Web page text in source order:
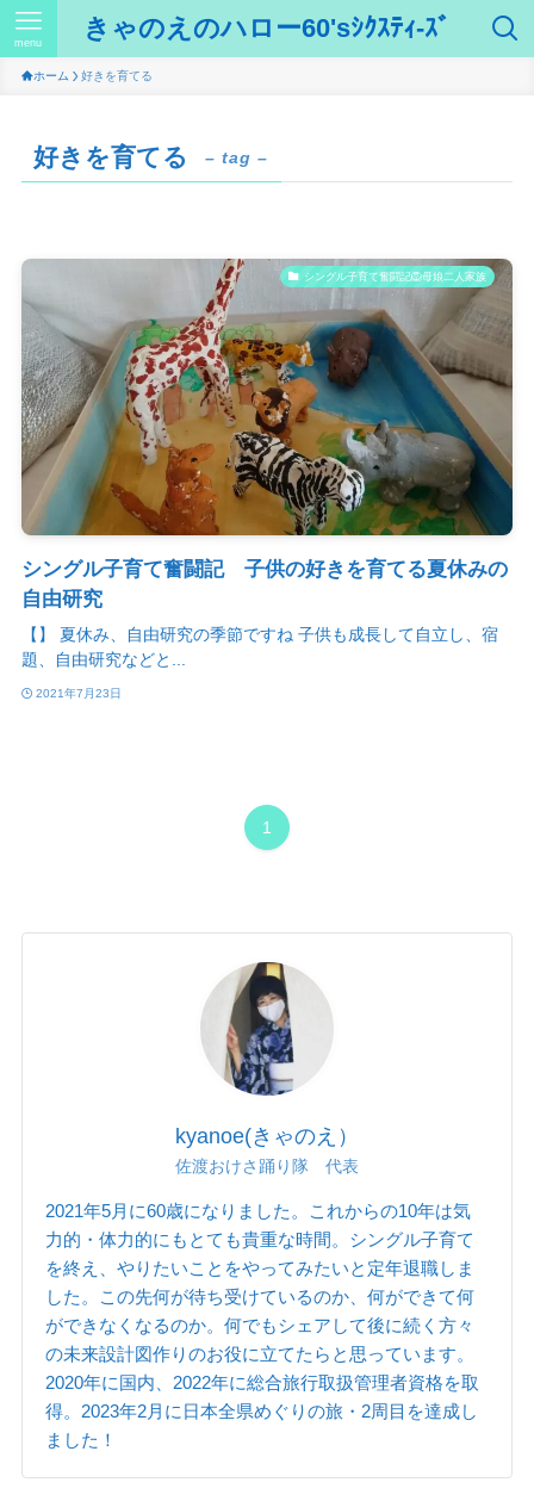
きゃのえのハロー60'sｼｸｽﾃｨ-ｽﾞ
menu
ホーム 好きを育てる
好きを育てる – tag –
シングル子育て奮闘記🦁母娘二人家族
シングル子育て奮闘記 子供の好きを育てる夏休みの
自由研究
【】 夏休み、自由研究の季節ですね 子供も成長して自立し、宿
題、自由研究などと...
2021年7月23日
1
kyanoe(きゃのえ）
佐渡おけさ踊り隊 代表
2021年5月に60歳になりました。これからの10年は気
力的・体力的にもとても貴重な時間。シングル子育て
を終え、やりたいことをやってみたいと定年退職しま
した。この先何が待ち受けているのか、何ができて何
ができなくなるのか。何でもシェアして後に続く方々
の未来設計図作りのお役に立てたらと思っています。
2020年に国内、2022年に総合旅行取扱管理者資格を取
得。2023年2月に日本全県めぐりの旅・2周目を達成し
ました！